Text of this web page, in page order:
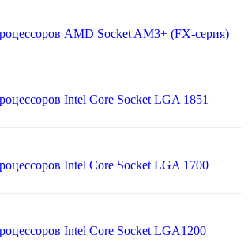
AMD Socket AM3+ (FX-серия)
Intel Core Socket LGA 1851
Intel Core Socket LGA 1700
Intel Core Socket LGA1200